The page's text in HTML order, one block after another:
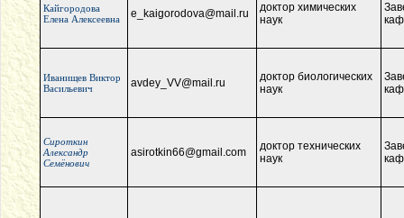
Кайгородова
Елена Алексеевна
e_kaigorodova@mail.ru
доктор химических
наук
Иванищев Виктор
Васильевич
avdey_VV@mail.ru
доктор биологических
наук
Сироткин
Александр
Семёнович
asirotkin66@gmail.com
доктор технических
наук